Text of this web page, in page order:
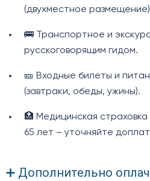
(двухместное
🚌 Транспортное и
русскоговорящим гидом.
🎫 Входные билеты и
(завтраки, обеды, ужины).
🏥 Медицинская
65 лет – уточняйте
➕ Дополнительно